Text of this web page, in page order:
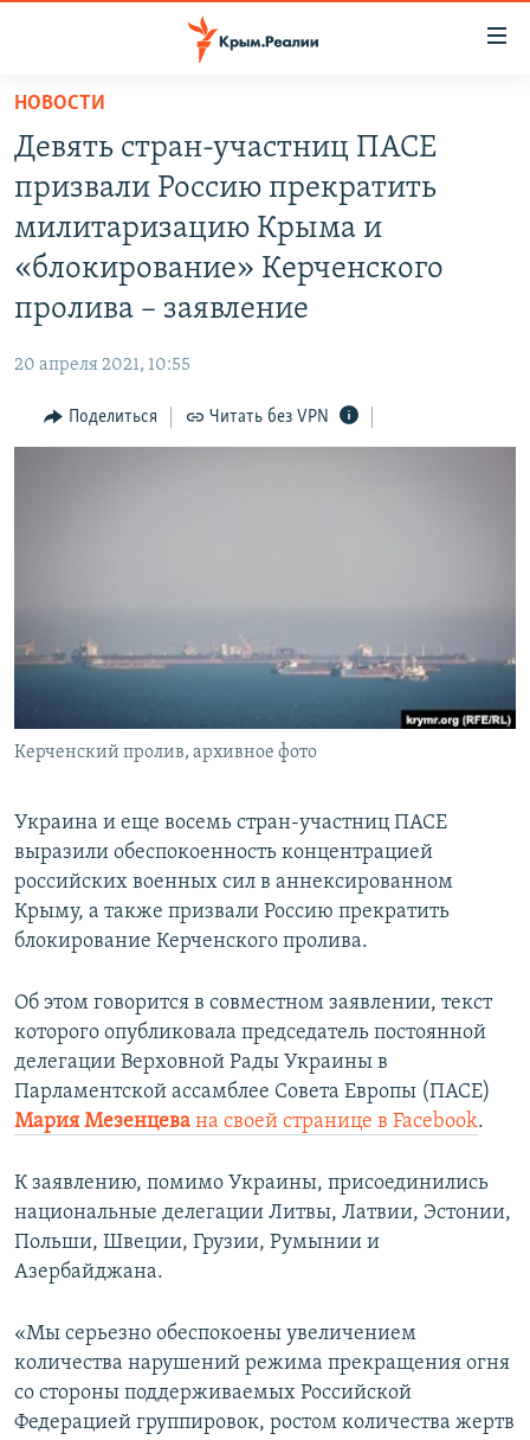
Вернуться
основному
содержанию
Вернутся
главной
навигации
Вернутся
СПЕЦПРОЕКТЫ
КАРТА ВОЕННЫХ ОБЪЕКТОВ КРЫМА
ВОДА
ИСТОРИЯ
ЕЩЕ
ТЕЛЕПРОЕКТ КРЫМ.РЕАЛИИ
КАК ОБОЙТИ БЛОКИРОВКУ
Українською
НОВОСТИ
Девять стран-участниц ПАСЕ
призвали Россию прекратить
милитаризацию Крыма и
«блокирование» Керченского
пролива – заявление
20 апреля 2021, 10:55
Поделиться Читать без VPN
Керченский пролив, архивное фото
Украина и еще восемь стран-участниц ПАСЕ
выразили обеспокоенность концентрацией
российских военных сил в аннексированном
Крыму, а также призвали Россию прекратить
блокирование Керченского пролива.
Об этом говорится в совместном заявлении, текст
которого опубликовала председатель постоянной
делегации Верховной Рады Украины в
Парламентской ассамблее Совета Европы (ПАСЕ)
Мария Мезенцева на своей странице в Facebook.
К заявлению, помимо Украины, присоединились
национальные делегации Литвы, Латвии, Эстонии,
Польши, Швеции, Грузии, Румынии и
Азербайджана.
«Мы серьезно обеспокоены увеличением
количества нарушений режима прекращения огня
со стороны поддерживаемых Российской
Федерацией группировок, ростом количества жертв